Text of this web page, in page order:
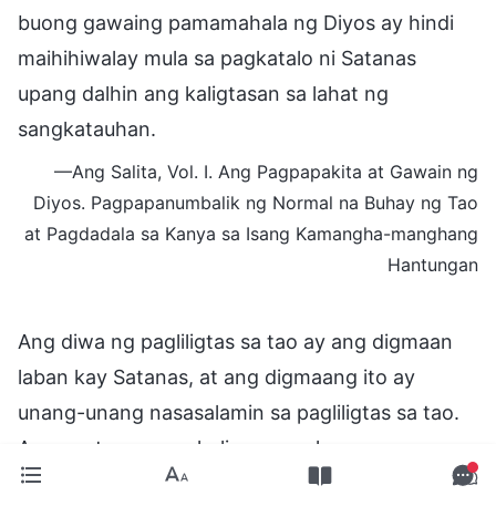
buong gawaing pamamahala ng Diyos ay hindi
maihihiwalay mula sa pagkatalo ni Satanas
upang dalhin ang kaligtasan sa lahat ng
sangkatauhan.
—Ang Salita, Vol. I. Ang Pagpapakita at Gawain ng
Diyos. Pagpapanumbalik ng Normal na Buhay ng Tao
at Pagdadala sa Kanya sa Isang Kamangha-manghang
Hantungan
Ang diwa ng pagliligtas sa tao ay ang digmaan
laban kay Satanas, at ang digmaang ito ay
unang-unang nasasalamin sa pagliligtas sa tao.
Ang yugto ng mga huling araw, kung saan
malulupig ang tao, ay ang huling yugto sa